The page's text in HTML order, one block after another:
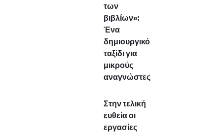
των
βιβλίων»:
Ένα
δημιουργικό
ταξίδι για
μικρούς
αναγνώστες
Στην τελική
ευθεία οι
εργασίες